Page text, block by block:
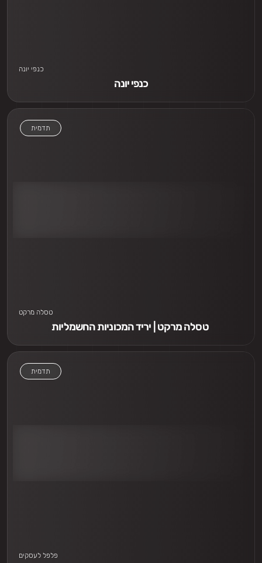
כנפי יונה
כנפי יונה
תדמית
טסלה מרקט
טסלה מרקט | יריד המכוניות החשמליות
תדמית
פלפל לעסקים